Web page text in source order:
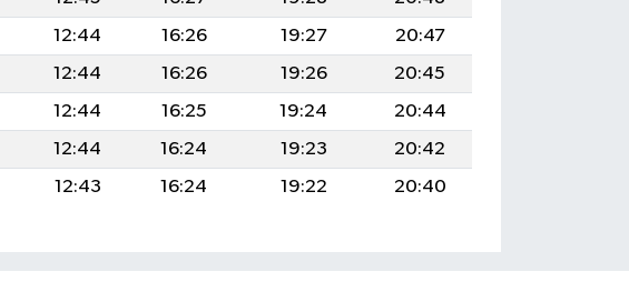
12:44 16:26 19:27
20:47
12:44 16:26 19:26
20:45
12:44 16:25 19:24
20:44
12:44 16:24 19:23
20:42
12:43 16:24 19:22 20:40